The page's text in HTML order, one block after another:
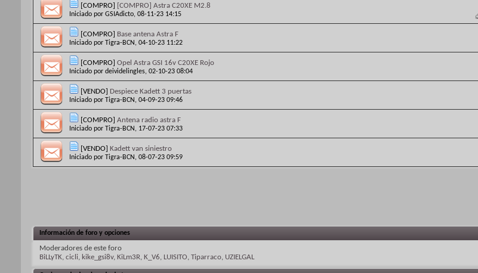
[COMPRO] [COMPRO] Astra C20XE M2.8
Iniciado por GSIAdicto, 08-11-23 14:15
[COMPRO] Base antena Astra F
Iniciado por Tigra-BCN , 04-10-23 11:22
[COMPRO] Opel Astra GSI 16v C20XE Rojo
Iniciado por deividelingles, 02-10-23 08:04
[VENDO] Despiece Kadett 3 puertas
Iniciado por Tigra-BCN , 04-09-23 09:46
[COMPRO] Antena radio astra F
Iniciado por Tigra-BCN , 17-07-23 07:33
[VENDO] Kadett van siniestro
Iniciado por Tigra-BCN , 08-07-23 09:59
Información de foro y opciones
Moderadores de este foro
BiLLyTK, cicli, kike_gsi8v, KiLm3R, K_V6, LUISITO, Tiparraco, UZIELGAL